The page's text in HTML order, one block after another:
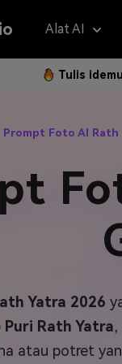
Alat AI
Foto Jadi
Teks ke
Referensi
Model AI
New
Hapus
Penerjemah
Hapus Latar
Subtitle
Montase
2K
Panduan
Langkah
Sering
Tulis
Prompt Foto AI Rath
Yatra 2026
Rath Yatra,
atau potret